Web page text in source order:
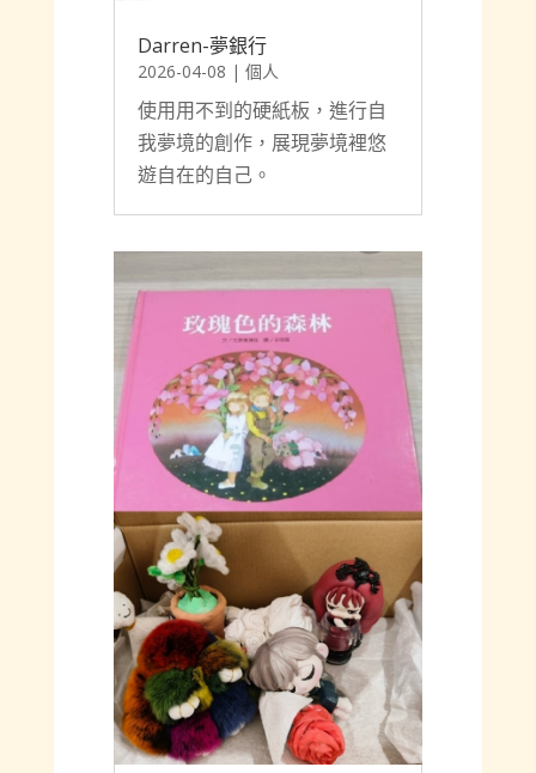
Darren-夢銀行
2026-04-08 | 個人
使用用不到的硬紙板，進行自
我夢境的創作，展現夢境裡悠
遊自在的自己。